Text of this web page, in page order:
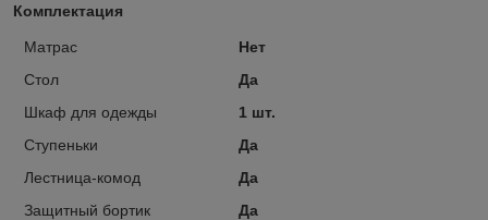
Комплектация
Матрас
Нет
Стол
Да
Шкаф для одежды
1 шт.
Ступеньки
Да
Лестница-комод
Да
Защитный бортик
Да